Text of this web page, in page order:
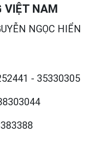
VIỆT NAM
NGỌC HIỂN
- 35330305